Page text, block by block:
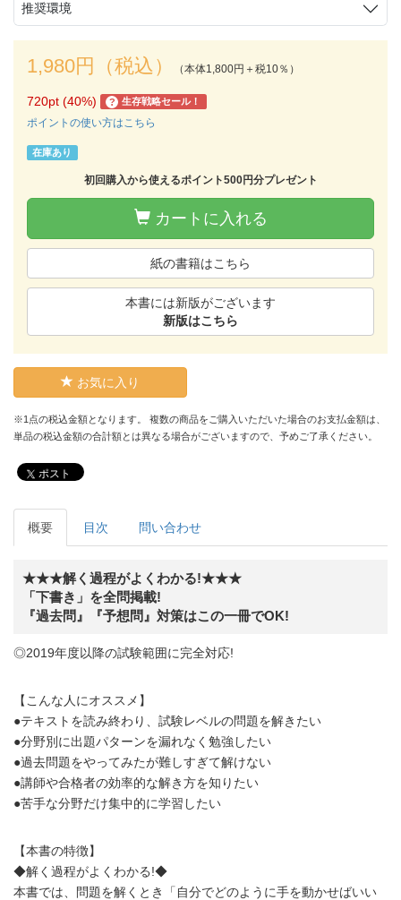
推奨環境
1,980円（税込） （本体1,800円＋税10％）
720pt (40%) ? 生存戦略セール！
ポイントの使い方はこちら
在庫あり
初回購入から使えるポイント500円分プレゼント
カートに入れる
紙の書籍はこちら
本書には新版がございます
新版はこちら
お気に入り
※1点の税込金額となります。 複数の商品をご購入いただいた場合のお支払金額は、
単品の税込金額の合計額とは異なる場合がございますので、予めご了承ください。
ポスト
概要 目次 問い合わせ
★★★解く過程がよくわかる!★★★
「下書き」を全問掲載!
『過去問』『予想問』対策はこの一冊でOK!
◎2019年度以降の試験範囲に完全対応!
【こんな人にオススメ】
●テキストを読み終わり、試験レベルの問題を解きたい
●分野別に出題パターンを漏れなく勉強したい
●過去問題をやってみたが難しすぎて解けない
●講師や合格者の効率的な解き方を知りたい
●苦手な分野だけ集中的に学習したい
【本書の特徴】
◆解く過程がよくわかる!◆
本書では、問題を解くとき「自分でどのように手を動かせばいい